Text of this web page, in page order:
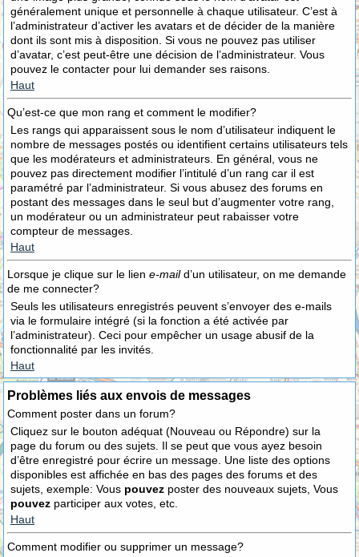
généralement unique et personnelle à chaque utilisateur. C’est à
l’administrateur d’activer les avatars et de décider de la manière
dont ils sont mis à disposition. Si vous ne pouvez pas utiliser
d’avatar, c’est peut-être une décision de l’administrateur. Vous
pouvez le contacter pour lui demander ses raisons.
Haut
Qu’est-ce que mon rang et comment le modifier?
Les rangs qui apparaissent sous le nom d’utilisateur indiquent le
nombre de messages postés ou identifient certains utilisateurs tels
que les modérateurs et administrateurs. En général, vous ne
pouvez pas directement modifier l’intitulé d’un rang car il est
paramétré par l’administrateur. Si vous abusez des forums en
postant des messages dans le seul but d’augmenter votre rang,
un modérateur ou un administrateur peut rabaisser votre
compteur de messages.
Haut
Lorsque je clique sur le lien e-maild’un utilisateur, on me demande
de me connecter?
Seuls les utilisateurs enregistrés peuvent s’envoyer des e-mails
via le formulaire intégré (si la fonction a été activée par
l’administrateur). Ceci pour empêcher un usage abusif de la
fonctionnalité par les invités.
Haut
Problèmes liés aux envois de messages
Comment poster dans un forum?
Cliquez sur le bouton adéquat (Nouveau ou Répondre) sur la
page du forum ou des sujets. Il se peut que vous ayez besoin
d’être enregistré pour écrire un message. Une liste des options
disponibles est affichée en bas des pages des forums et des
sujets, exemple: Vous pouvez poster des nouveaux sujets, Vous
pouvez participer aux votes, etc.
Haut
Comment modifier ou supprimer un message?